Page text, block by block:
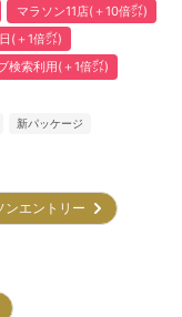
マラソン11店(＋10倍㌽)
(＋1倍㌽)
検索利用(＋1倍㌽)
新パッケージ
ンエントリー